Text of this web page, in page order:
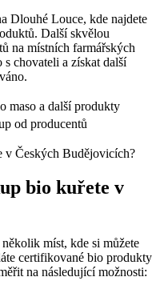
‌Dlouhé‍ Louce, kde najdete
Další skvělou
na ‍místních farmářských
chovateli a získat další
maso a další produkty
od ‌producentů
bio kuřete v
míst, kde si ⁢můžete
certifikované bio produkty
na ⁢následující možnosti: